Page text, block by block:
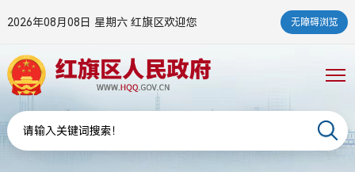
2026年08月08日 星期六红旗区欢迎您 无障碍浏览